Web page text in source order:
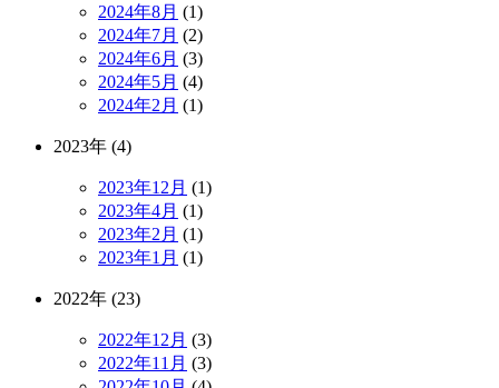
2024年8月 (1)
2024年7月 (2)
2024年6月 (3)
2024年5月 (4)
2024年2月 (1)
2023年 (4)
2023年12月 (1)
2023年4月 (1)
2023年2月 (1)
2023年1月 (1)
2022年 (23)
2022年12月 (3)
2022年11月 (3)